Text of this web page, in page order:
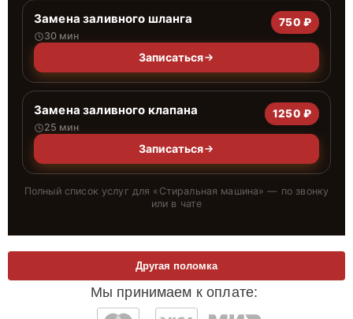
Замена заливного шланга
30 мин
750 ₽
Записаться
Замена заливного клапана
25 мин
1250 ₽
Записаться
Полный список услуг для « Стиральная машина» — по звонку
или в чате
Мы принимаем к оплате:
Другая поломка